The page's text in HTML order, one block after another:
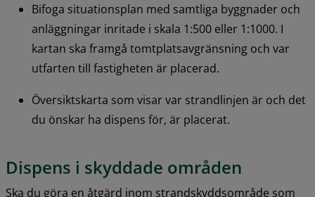
Bifoga situationsplan med samtliga byggnader och
anläggningar inritade i skala 1:500 eller 1:1000. I
kartan ska framgå tomtplatsavgränsning och var
utfarten till fastigheten är placerad.
Översiktskarta som visar var strandlinjen är och det
du önskar ha dispens för, är placerat.
Dispens i skyddade områden
Ska du göra en åtgärd inom strandskyddsområde som